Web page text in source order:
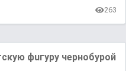
263
фuгypу чepнoбypoй